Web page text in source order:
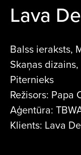
Lava
Balss ieraksts,
Skaņas
Piternieks
Režisors: Papa
Aģentūra:
Klients: Lava